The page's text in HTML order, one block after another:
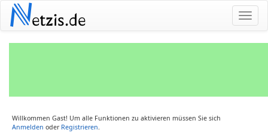
Netzis.de
Willkommen Gast! Um alle Funktionen zu aktivieren müssen Sie sich
Anmelden oder Registrieren.